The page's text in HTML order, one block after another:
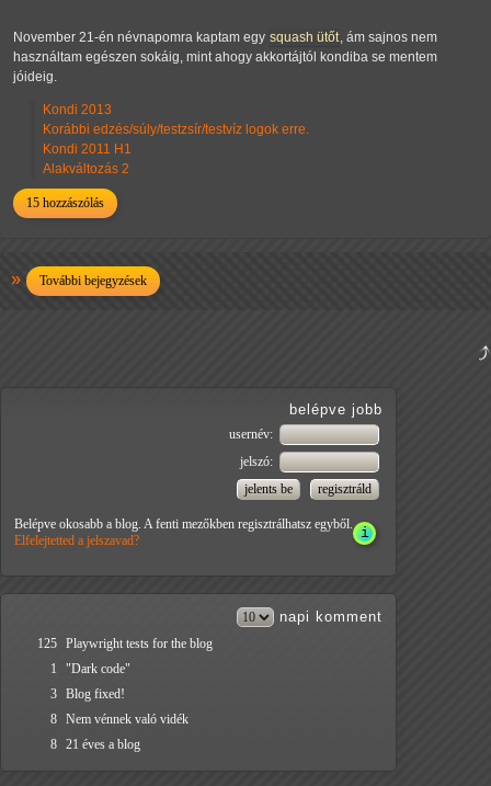
November 21-én névnapomra kaptam egy squash ütőt, ám sajnos nem
használtam egészen sokáig, mint ahogy akkortájtól kondiba se mentem
jóideig.
Kondi 2013
Korábbi edzés/súly/testzsír/testvíz logok erre.
Kondi 2011 H1
Alakváltozás 2
15 hozzászólás
További bejegyzések
belépve jobb
usernév:
jelszó:
Belépve okosabb a blog. A fenti mezőkben regisztrálhatsz egyből.
Elfelejtetted a jelszavad?
napi komment
125 Playwright tests for the blog
1
"Dark code"
3 Blog fixed!
8 Nem vénnek való vidék
8 21 éves a blog